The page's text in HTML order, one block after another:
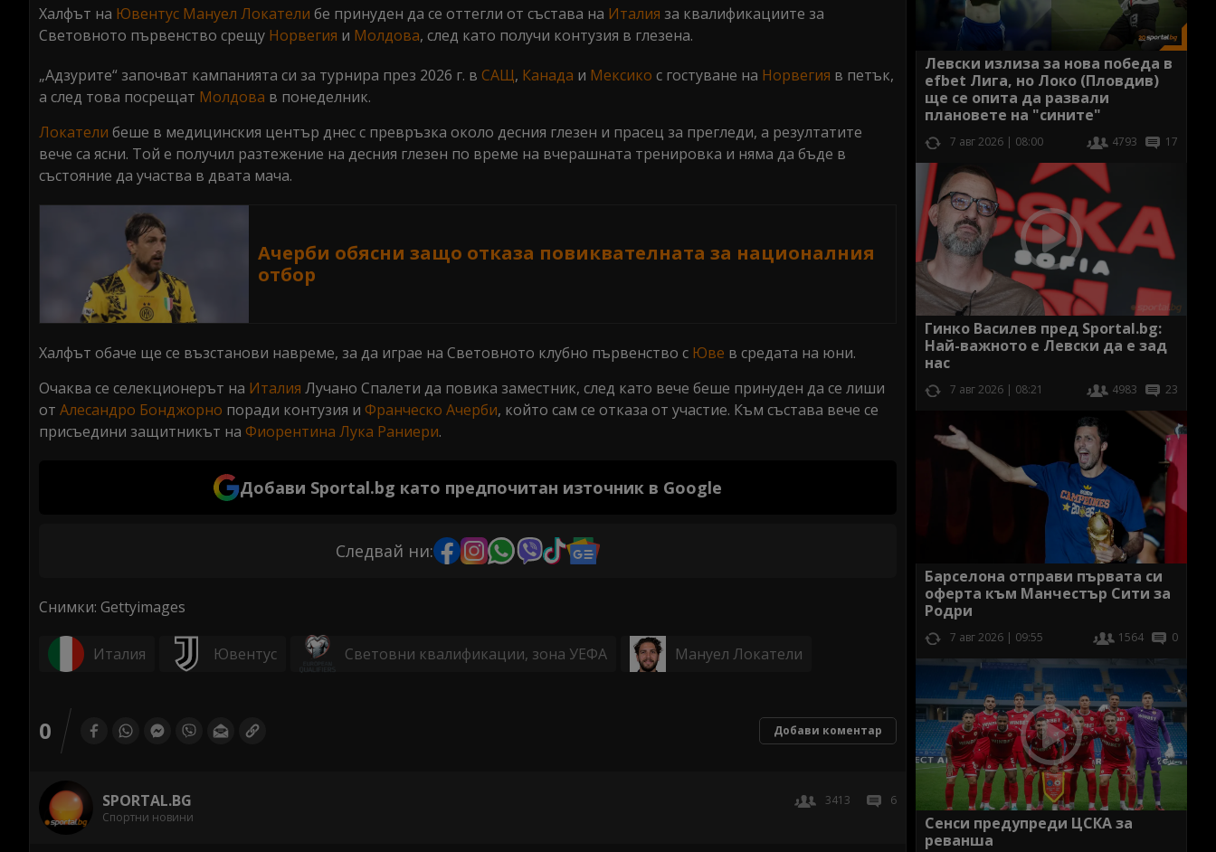
Халфът на Ювентус Мануел Локатели бе принуден да се оттегли от състава на Италия за квалификациите за
Световното първенство срещу Норвегия и Молдова, след като получи контузия в глезена.
„Адзурите“ започват кампанията си за турнира през 2026 г. в САЩ, Канада и Мексико с гостуване на Норвегия в петък,
а след това посрещат Молдова в понеделник.
Локатели беше в медицинския център днес с превръзка около десния глезен и прасец за прегледи, а резултатите
вече са ясни. Той е получил разтежение на десния глезен по време на вчерашната тренировка и няма да бъде в
състояние да участва в двата мача.
Ачерби обясни защо отказа повиквателната за националния
отбор
Халфът обаче ще се възстанови навреме, за да играе на Световното клубно първенство с Юве в средата на юни.
Очаква се селекционерът на Италия Лучано Спалети да повика заместник, след като вече беше принуден да се лиши
от Алесандро Бонджорно поради контузия и Франческо Ачерби, който сам се отказа от участие. Към състава вече се
присъедини защитникът на Фиорентина Лука Раниери.
Добави Sportal.bg като предпочитан източник в Google
Следвай ни:
Снимки: Gettyimages
Италия Ювентус Световни квалификации, зона УЕФА Мануел Локатели
0 Добави коментар
SPORTAL.BG
Спортни новини
3413 6
Левски излиза за нова победа в
efbet Лига, но Локо (Пловдив)
ще се опита да развали
плановете на "сините"
7 авг 2026 | 08:00 4793 17
Гинко Василев пред Sportal.bg:
Най-важното е Левски да е зад
нас
7 авг 2026 | 08:21 4983 23
Барселона отправи първата си
оферта към Манчестър Сити за
Родри
7 авг 2026 | 09:55 1564 0
Сенси предупреди ЦСКА за
реванша